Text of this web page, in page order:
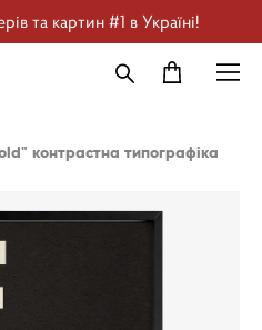
та картин #1 в Україні!
контрастна типографіка